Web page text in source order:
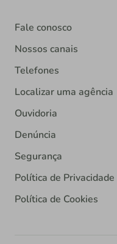
Fale conosco
Nossos canais
Telefones
Localizar uma agência
Ouvidoria
Denúncia
Segurança
Política de Privacidade
Política de Cookies